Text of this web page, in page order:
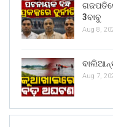
3ବାବୁ
Aug 8,
Aug 7,